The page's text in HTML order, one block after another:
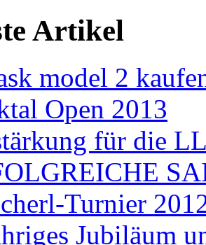
Artikel
model 2
Open 2013
für die
Turnier
Jubiläum